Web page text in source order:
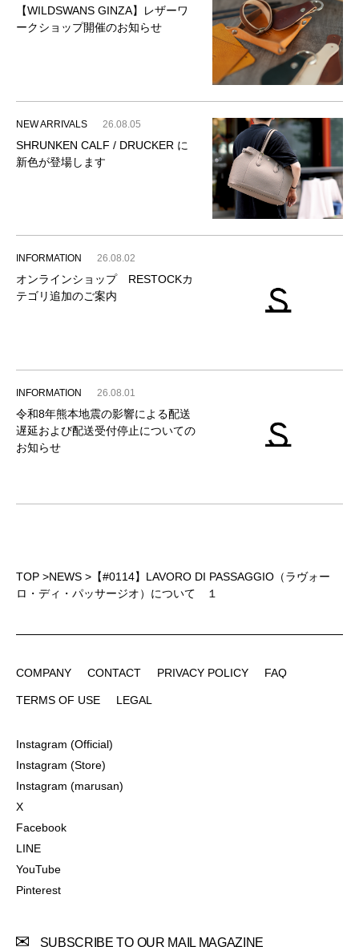
【WILDSWANS GINZA】レザーワ
ークショップ開催のお知らせ
NEW ARRIVALS 26.08.05
SHRUNKEN CALF / DRUCKER に
新色が登場します
INFORMATION 26.08.02
オンラインショップ RESTOCKカ
テゴリ追加のご案内
INFORMATION 26.08.01
令和8年熊本地震の影響による配送
遅延および配送受付停止についての
お知らせ
TOP >NEWS > 【#0114】LAVORO DI PASSAGGIO（ラヴォー
ロ・ディ・パッサージオ）について １
COMPANY
CONTACT
PRIVACY POLICY
FAQ
TERMS OF USE
LEGAL
Instagram (Official)
Instagram (Store)
Instagram (marusan)
X
Facebook
LINE
YouTube
Pinterest
SUBSCRIBE TO OUR MAIL MAGAZINE